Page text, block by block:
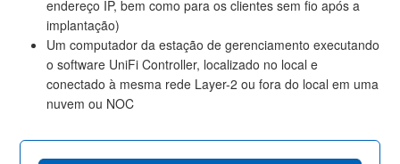
endereço IP, bem como para os clientes sem fio após a
implantação)
Um computador da estação de gerenciamento executando
o software UniFi Controller, localizado no local e
conectado à mesma rede Layer-2 ou fora do local em uma
nuvem ou NOC